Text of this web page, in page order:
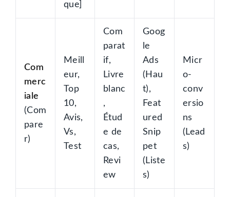
que]
Com
merc
iale
(Com
pare
r)
Meill
eur,
Top
10,
Avis,
Vs,
Test
Com
parat
if,
Livre
blanc
,
Étud
e de
cas,
Revi
ew
Goog
le
Ads
(Hau
t),
Feat
ured
Snip
pet
(Liste
s)
Micr
o-
conv
ersio
ns
(Lead
s)